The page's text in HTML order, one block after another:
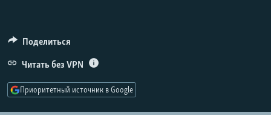
Поделиться
Читать без VPN
Приоритетный источник в Google